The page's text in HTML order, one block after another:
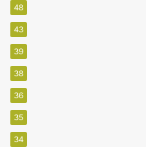
48
43
39
38
36
35
34